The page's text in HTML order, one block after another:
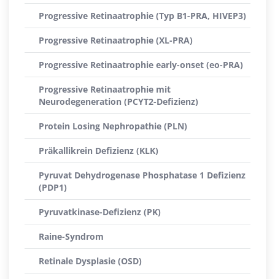
Progressive Retinaatrophie (Typ B1-PRA, HIVEP3)
Progressive Retinaatrophie (XL-PRA)
Progressive Retinaatrophie early-onset (eo-PRA)
Progressive Retinaatrophie mit
Neurodegeneration (PCYT2-Defizienz)
Protein Losing Nephropathie (PLN)
Präkallikrein Defizienz (KLK)
Pyruvat Dehydrogenase Phosphatase 1 Defizienz
(PDP1)
Pyruvatkinase-Defizienz (PK)
Raine-Syndrom
Retinale Dysplasie (OSD)